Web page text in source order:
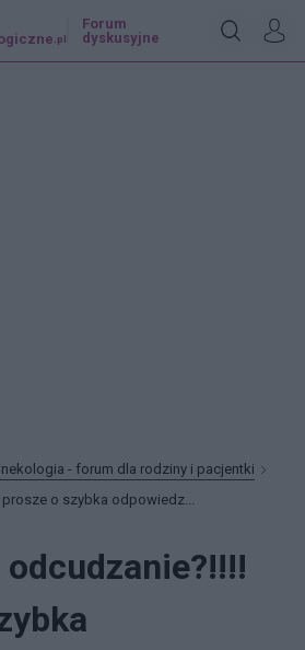
.pl
Forum
dyskusyjne
- forum dla rodziny i pacjentki
prosze o szybka odpowiedz...